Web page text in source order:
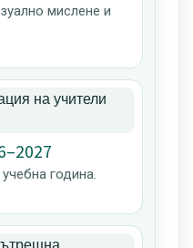
мислене и
година.